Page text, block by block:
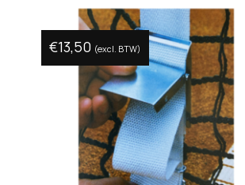
€13,50 (excl. BTW)